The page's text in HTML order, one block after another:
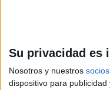
Su privacidad es
Nosotros y nuestros socios
dispositivo para